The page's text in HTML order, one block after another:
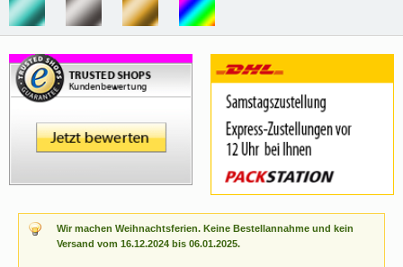
Wir machen Weihnachtsferien. Keine Bestellannahme und kein
Versand vom 16.12.2024 bis 06.01.2025.